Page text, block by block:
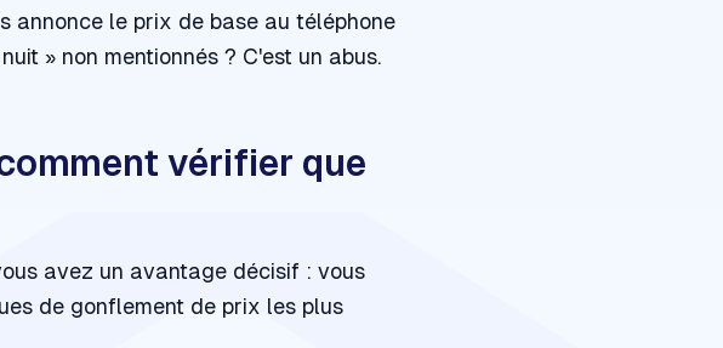
annonce le prix de base au téléphone
» non mentionnés ? C'est un abus.
vérifier que
avez un avantage décisif : vous
de gonflement de prix les plus